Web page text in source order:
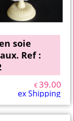
soie
Ref :
€39.00
ex Shipping